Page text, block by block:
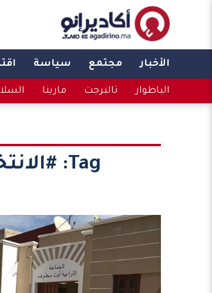
الأخبار مجتمع سياسة
الباطوار تالبرجت مارينا
Tag: